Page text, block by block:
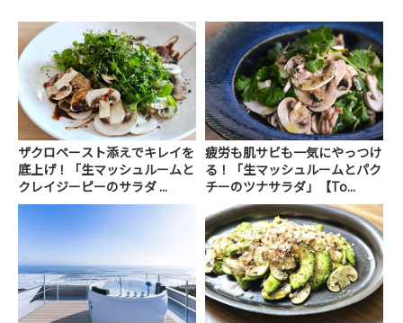
ザクロペースト添えでキレイを
底上げ！「生マッシュルームと
クレイジーピーのサラダ ...
疲労も肌サビも一気にやっつけ
る！「生マッシュルームとパク
チーのツナサラダ」【To...